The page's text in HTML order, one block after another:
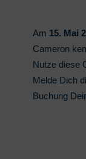
Am 15. Mai
Cameron
Nutze diese
Melde Dich
Buchung